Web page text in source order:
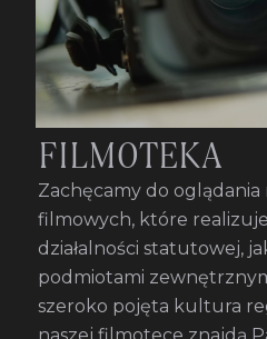
FILMOTEKA
Zachęcamy do oglądania
filmowych, które
działalności statutowej,
podmiotami
szeroko pojęta kultura